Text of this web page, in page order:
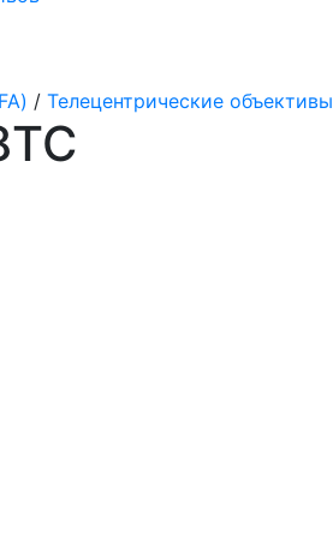
/ Телецентрические объективы